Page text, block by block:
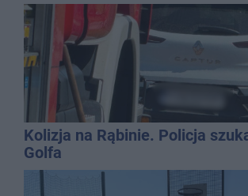
Kolizja na Rąbinie. Policja
Golfa